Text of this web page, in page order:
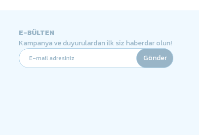
E-BÜLTEN
Kampanya ve duyurulardan ilk siz haberdar olun!
Gönder